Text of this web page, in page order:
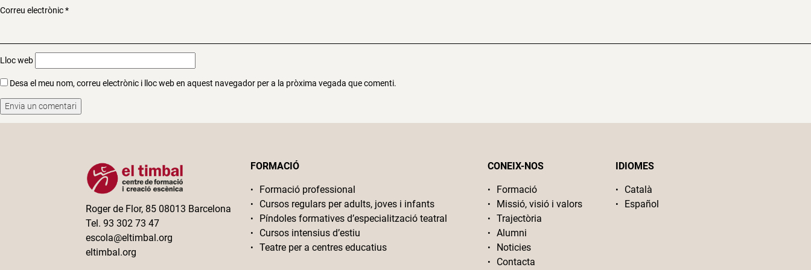
Correu electrònic*
Lloc web
Desa el meu nom, correu electrònic i lloc web en aquest navegador per a la pròxima vegada que comenti.
Roger de Flor, 85 08013 Barcelona
Tel. 93 302 73 47
escola@eltimbal.org
eltimbal.org
FORMACIÓ
Formació professional
Cursos regulars per adults, joves i infants
Píndoles formatives d’especialització teatral
Cursos intensius d’estiu
Teatre per a centres educatius
CONEIX-NOS
Formació
Missió, visió i valors
Trajectòria
Alumni
Noticies
Contacta
IDIOMES
Català
Español